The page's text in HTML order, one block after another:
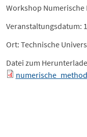
Workshop Numerische
Veranstaltungsdatum:
Ort: Technische
Datei zum